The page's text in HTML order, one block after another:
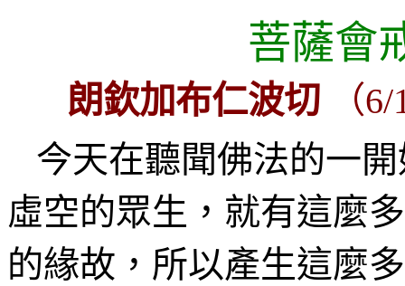
菩薩會
朗欽加布仁波切 （6/
今天在聽聞佛法的一
虛空的眾生，就有這麼
的緣故，所以產生這麼